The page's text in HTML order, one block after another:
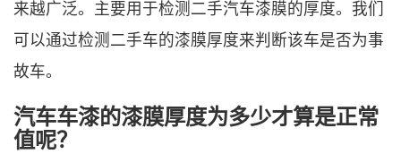
来越广泛。主要用于检测二手汽车漆膜的厚度。我们
可以通过检测二手车的漆膜厚度来判断该车是否为事
故车。
汽车车漆的漆膜厚度为多少才算是正常
值呢？